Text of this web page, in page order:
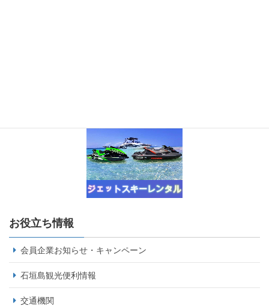
お役立ち情報
会員企業お知らせ・キャンペーン
石垣島観光便利情報
交通機関